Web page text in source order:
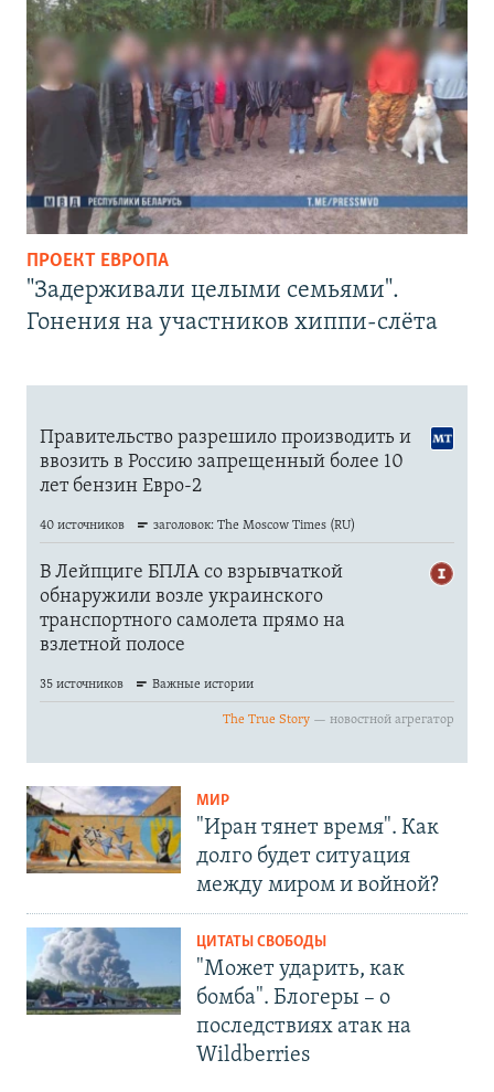
ПРОЕКТ ЕВРОПА
"Задерживали целыми семьями".
Гонения на участников хиппи-слёта
МИР
"Иран тянет время". Как
долго будет ситуация
между миром и войной?
ЦИТАТЫ СВОБОДЫ
"Может ударить, как
бомба". Блогеры – о
последствиях атак на
Wildberries